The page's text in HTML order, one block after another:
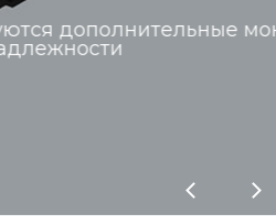
монтажные